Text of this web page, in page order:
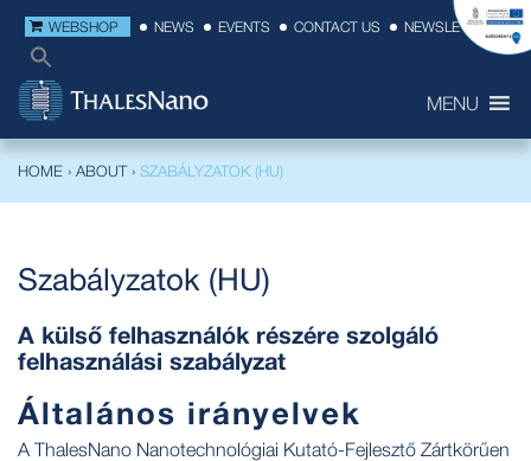
WEBSHOP NEWS EVENTS CONTACT US NEWSLETTER
MENU
HOME › ABOUT› SZABÁLYZATOK (HU)
Szabályzatok (HU)
A külső felhasználók részére szolgáló
felhasználási szabályzat
Általános irányelvek
A ThalesNano Nanotechnológiai Kutató-Fejlesztő Zártkörűen